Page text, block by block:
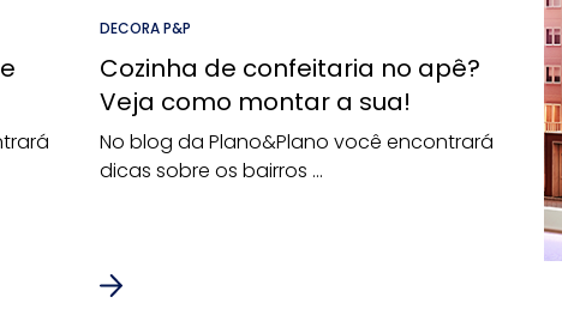
DECORA P&P
Cozinha de confeitaria no apê?
Veja como montar a sua!
No blog da Plano&Plano você encontrará
dicas sobre os bairros ...